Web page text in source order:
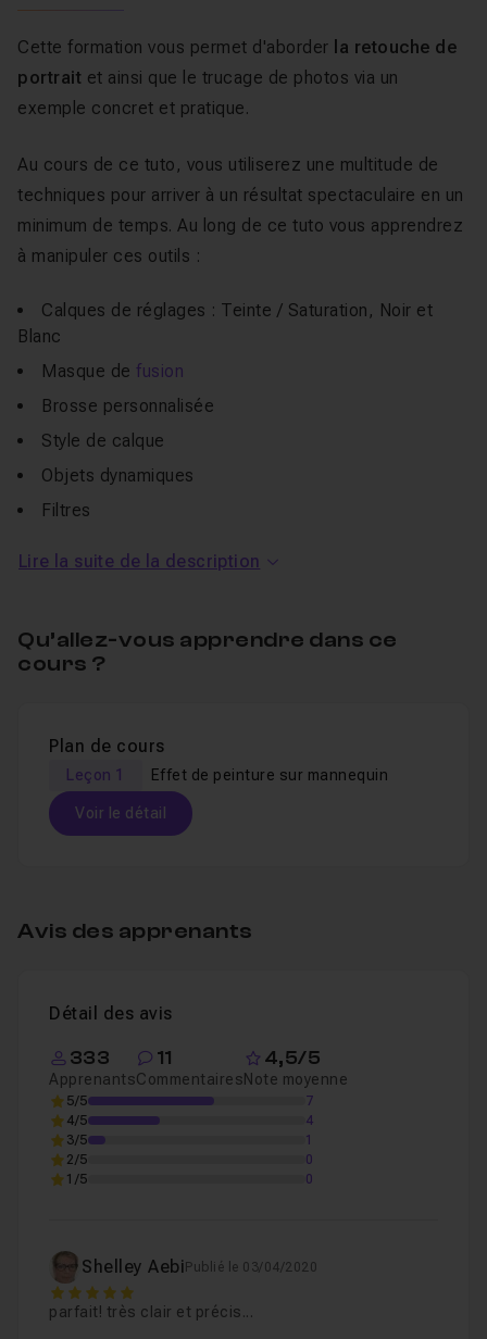
Cette formation vous permet d'aborder la retouche de
portrait et ainsi que le trucage de photos via un
exemple concret et pratique.
Au cours de ce tuto, vous utiliserez une multitude de
techniques pour arriver à un résultat spectaculaire en un
minimum de temps. Au long de ce tuto vous apprendrez
à manipuler ces outils :
Calques de réglages : Teinte / Saturation, Noir et
Blanc
Masque de fusion
Brosse personnalisée
Style de calque
Objets dynamiques
Filtres
Tous les fichiers sont fournis : portrait d'origine, brosses
personnalisée et pré-réglage de noir et blanc.
Lire la suite de la description
Qu’allez-vous apprendre dans ce
cours ?
Plan de cours
Leçon 1 Effet de peinture sur mannequin
Voir le détail
Avis des apprenants
Détail des avis
333
Apprenants
11
Commentaires
4,5/5
Note moyenne
5/5
7
4/5
4
3/5
1
2/5
0
1/5
0
Shelley Aebi Publié le 03/04/2020
5
parfait! très clair et précis...